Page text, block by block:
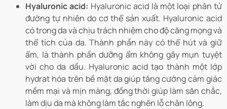
Hyaluronic acid: Hyaluronic acid là một loại phân tử
đường tự nhiên do cơ thể sản xuất. Hyaluronic acid
có trong da và chịu trách nhiệm cho độ căng mọng và
thể tích của da. Thành phần này có thể hút và giữ
ẩm, là thành phần dưỡng ẩm không gây mụn tuyệt
vời cho da dầu. Hyaluronic acid tạo thành một lớp
hydrat hóa trên bề mặt da giúp tăng cường cảm giác
mềm mại và mịn màng, đồng thời giúp làm săn chắc,
làm dịu da mà không làm tắc nghẽn lỗ chân lông.